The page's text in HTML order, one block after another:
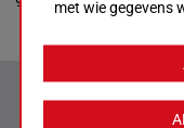
Box: 9 -R/4 - 1600m
met wie gegevens